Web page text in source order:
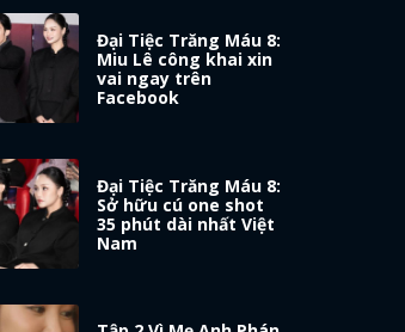
Đại Tiệc Trăng Máu 8:
Miu Lê công khai xin
vai ngay trên
Facebook
Đại Tiệc Trăng Máu 8:
Sở hữu cú one shot
35 phút dài nhất Việt
Nam